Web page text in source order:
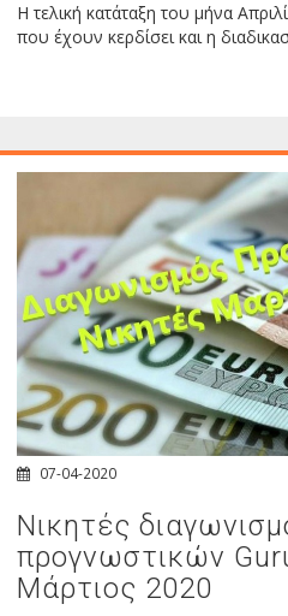
Η τελική κατάταξη του μήνα
που έχουν κερδίσει και η
07-04-2020
Νικητές
προγνωστικών
Μάρτιος 2020